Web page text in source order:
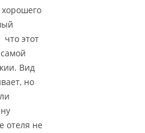
этот
Вид
но
отеля не